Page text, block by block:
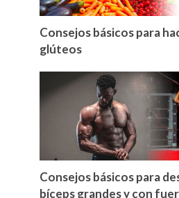
Consejos básicos para
glúteos
Consejos básicos para
bíceps grandes y con